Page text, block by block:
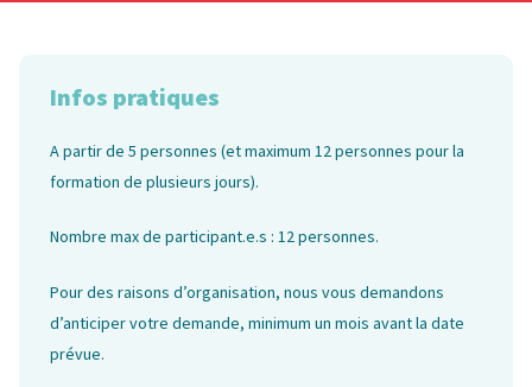
Infos pratiques
A partir de 5 personnes (et maximum 12 personnes pour la
formation de plusieurs jours).
Nombre max de participant.e.s : 12 personnes.
Pour des raisons d’organisation, nous vous demandons
d’anticiper votre demande, minimum un mois avant la date
prévue.